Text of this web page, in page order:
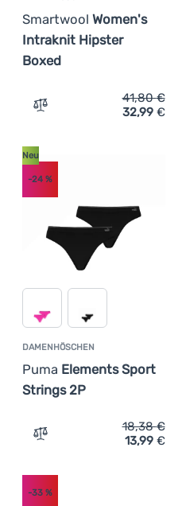
Smartwool Women's
Intraknit Hipster
Boxed
Zum Vergleich
41,80€
32,99 €
DAMENHÖSCHEN
Puma Elements Sport
Strings 2P
Neu
-24 %
Zum Vergleich
18,38€
13,99 €
-33 %